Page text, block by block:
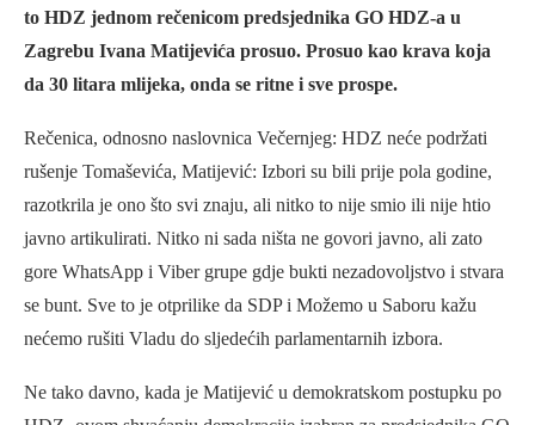
to HDZ jednom rečenicom predsjednika GO HDZ-a u
Zagrebu Ivana Matijevića prosuo. Prosuo kao krava koja
da 30 litara mlijeka, onda se ritne i sve prospe.
Rečenica, odnosno naslovnica Večernjeg: HDZ neće podržati
rušenje Tomaševića, Matijević: Izbori su bili prije pola godine,
razotkrila je ono što svi znaju, ali nitko to nije smio ili nije htio
javno artikulirati. Nitko ni sada ništa ne govori javno, ali zato
gore WhatsApp i Viber grupe gdje bukti nezadovoljstvo i stvara
se bunt. Sve to je otprilike da SDP i Možemo u Saboru kažu
nećemo rušiti Vladu do sljedećih parlamentarnih izbora.
Ne tako davno, kada je Matijević u demokratskom postupku po